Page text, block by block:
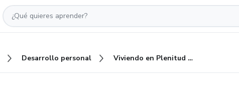
Desarrollo personal Viviendo en Plenitud y Armonía